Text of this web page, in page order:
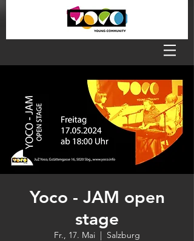
Yoco - JAM open
stage
Fr., 17. Mai
  |
Salzburg